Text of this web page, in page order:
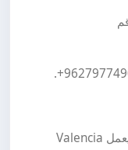
.
هذا الإعلان مقدم من Valencia Brands. يعمل Valencia